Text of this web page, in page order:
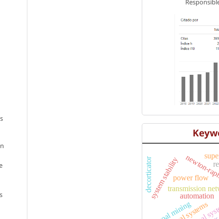
power flow
newton-
automation
transmission
system stability
coal mining
decorticator